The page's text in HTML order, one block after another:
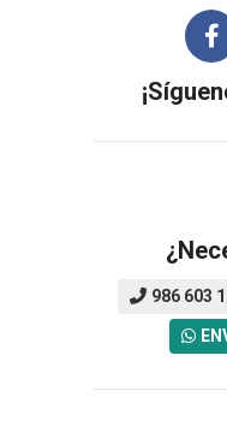
986 603